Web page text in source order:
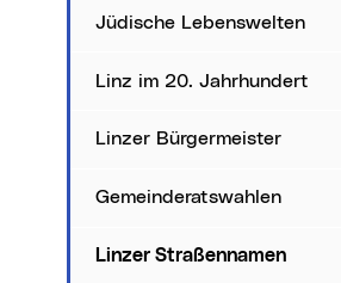
Jüdische Lebenswelten
Linz im 20. Jahrhundert
Linzer Bürgermeister
Gemeinderatswahlen
Linzer Straßennamen